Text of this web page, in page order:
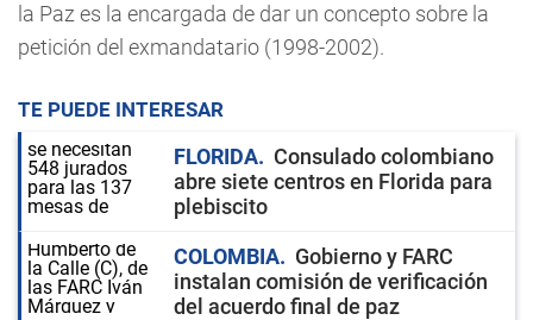
la Paz es la encargada de dar un concepto sobre la
petición del exmandatario (1998-2002).
TE PUEDE INTERESAR
FLORIDA
Consulado colombiano
abre siete centros en Florida para
plebiscito
COLOMBIA
Gobierno y FARC
instalan comisión de verificación
del acuerdo final de paz